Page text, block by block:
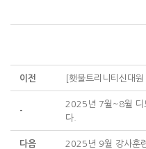
이전 [횃불트리니티신대
-
2025년 7월~8월 디
다.
다음 2025년 9월 강사훈